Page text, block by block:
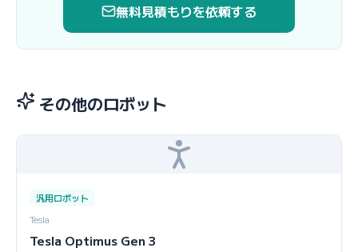
無料見積もりを依頼する
その他のロボット
汎用ロボット
Tesla
Tesla Optimus Gen 3